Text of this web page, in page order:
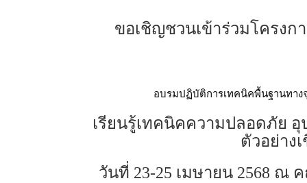
ขอเชิญชวนเข้าร่วมโครง
อบรมปฏิบัติการเทคนิคพื้นฐานทาง
เรียนรู้เทคนิคความปลอดภัย
ตัวอย่าง
วันที่ 23-25 เมษายน 2568 ณ